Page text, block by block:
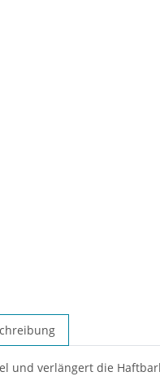
und verlängert die